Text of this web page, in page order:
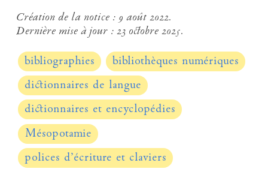
Création de la notice : 9 août 2022.
Dernière mise à jour :23 octobre 2025.
bibliographies
bibliothèques numériques
dictionnaires de langue
dictionnaires et encyclopédies
Mésopotamie
polices d’écriture et claviers